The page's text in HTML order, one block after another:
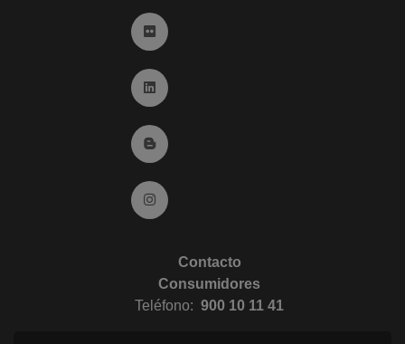
Ir a Flickr (abre en ventana nueva)
Ir a Linkedin (abre en ventana nueva)
Ir al Blog (abre en ventana nueva)
Ir a Instagram (abre en ventana nueva)
Contacto
Consumidores
Teléfono: 900 10 11 41